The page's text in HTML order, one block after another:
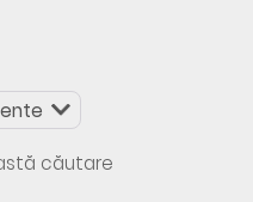
căutare